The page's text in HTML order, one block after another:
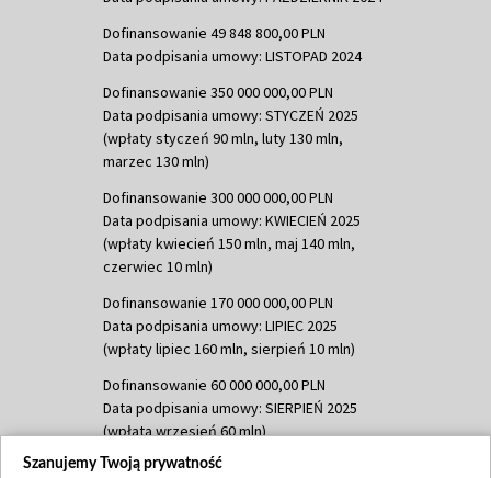
Dofinansowanie 49 848 800,00 PLN
Data podpisania umowy: LISTOPAD 2024
Dofinansowanie 350 000 000,00 PLN
Data podpisania umowy: STYCZEŃ 2025
(wpłaty styczeń 90 mln, luty 130 mln,
marzec 130 mln)
Dofinansowanie 300 000 000,00 PLN
Data podpisania umowy: KWIECIEŃ 2025
(wpłaty kwiecień 150 mln, maj 140 mln,
czerwiec 10 mln)
Dofinansowanie 170 000 000,00 PLN
Data podpisania umowy: LIPIEC 2025
(wpłaty lipiec 160 mln, sierpień 10 mln)
Dofinansowanie 60 000 000,00 PLN
Data podpisania umowy: SIERPIEŃ 2025
(wpłata wrzesień 60 mln)
Dofinansowanie 635 783 051,21 PLN
Szanujemy Twoją prywatność